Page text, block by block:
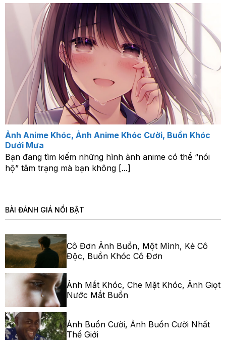
Ảnh Anime Khóc, Ảnh Anime Khóc Cười, Buồn Khóc
Dưới Mưa
Bạn đang tìm kiếm những hình ảnh anime có thể “nói
hộ” tâm trạng mà bạn không [...]
BÀI ĐÁNH GIÁ NỔI BẬT
Cô Đơn Ảnh Buồn, Một Mình, Kẻ Cô
Độc, Buồn Khóc Cô Đơn
Ảnh Mắt Khóc, Che Mặt Khóc, Ảnh Giọt
Nước Mắt Buồn
Ảnh Buồn Cười, Ảnh Buồn Cười Nhất
Thế Giới